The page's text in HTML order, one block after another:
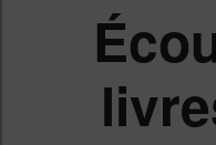
secondaire